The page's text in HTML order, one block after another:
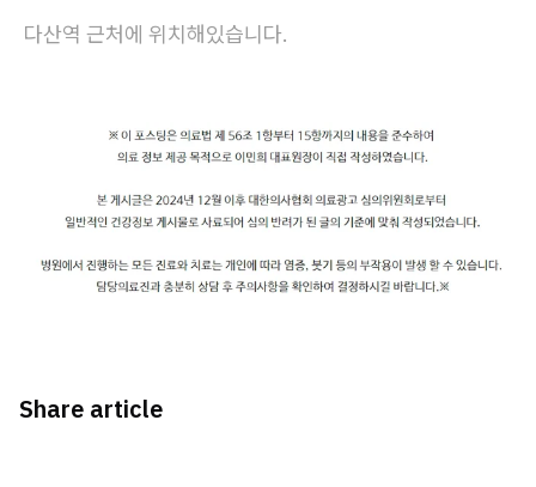
다산역 근처에 위치해있습니다.
Share article